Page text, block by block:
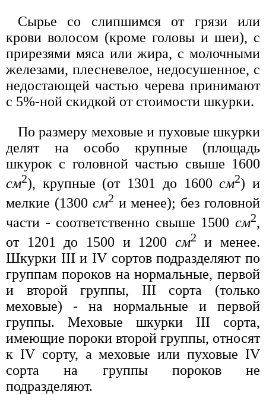
Сырье со слипшимся от грязи или
крови волосом (кроме головы и шеи), с
прирезями мяса или жира, с молочными
железами, плесневелое, недосушенное, с
недостающей частью черева принимают
с 5%-ной скидкой от стоимости шкурки.
По размеру меховые и пуховые шкурки
делят на особо крупные (площадь
шкурок с головной частью свыше 1600
см2), крупные (от 1301 до 1600см2) и
мелкие (1300 см2 и менее); без головной
части - соответственно свыше 1500 см2,
от 1201 до 1500 и 1200 см2
и менее.
Шкурки III и IV сортов подразделяют по
группам пороков на нормальные, первой
и второй группы, III сорта (только
меховые) - на нормальные и первой
группы. Меховые шкурки III сорта,
имеющие пороки второй группы, относят
к IV сорту, а меховые или пуховые IV
сорта на группы пороков не
подразделяют.